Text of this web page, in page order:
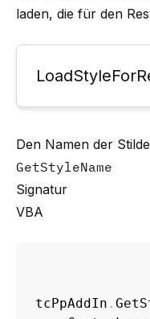
laden, die für den
Den Namen der
GetStyleName
Signatur
VBA
tcPpAddIn .